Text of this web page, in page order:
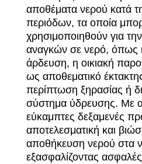
αποθέματα νερού κατά
περιόδων, τα οποία
χρησιμοποιηθούν για την
αναγκών σε νερό, όπως
άρδευση, η οικιακή
ως αποθεματικό
περίπτωση ξηρασίας ή
σύστημα ύδρευσης. Με
εύκαμπτες δεξαμενές
αποτελεσματική και
αποθήκευση νερού στα
εξασφαλίζοντας